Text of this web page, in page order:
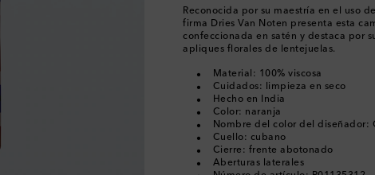
Reconocida por su maestría en el uso
firma Dries Van Noten presenta esta
confeccionada en satén y destaca por
apliques florales de lentejuelas.
Material: 100% viscosa
Cuidados: limpieza en seco
Hecho en India
Color: naranja
Nombre del color del diseñador:
Cuello: cubano
Cierre: frente abotonado
Aberturas laterales